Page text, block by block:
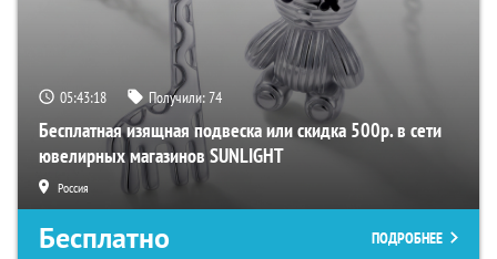
05:43:17 Получили:74
Бесплатная изящная подвеска или скидка 500р. в сети
ювелирных магазинов SUNLIGHT
Россия
Бесплатно ПОДРОБНЕЕ